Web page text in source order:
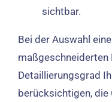
sichtbar.
Bei der Auswahl
maßgeschneiderten
Detaillierungsgrad
berücksichtigen, die